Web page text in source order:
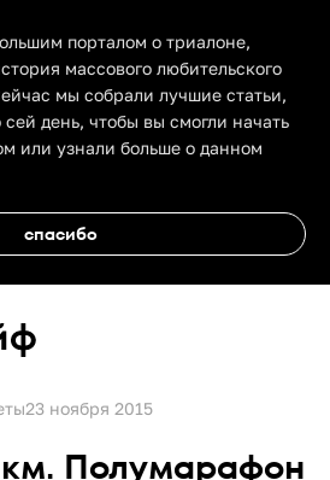
порталом о триалоне,
массового любительского
мы собрали лучшие статьи,
день, чтобы вы смогли начать
или узнали больше о данном
спасибо
23 ноября 2015
Полумарафон